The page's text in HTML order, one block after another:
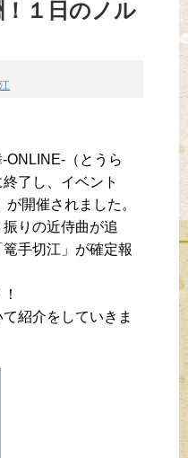
１日のノル
ONLINE-（とうら
了し、イベント
が開催されました。
りの近侍曲が追
手切江」が確定報
紹介をしていきま